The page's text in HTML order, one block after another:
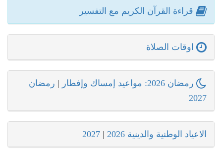
قراءة القرآن الكريم مع التفسير
اوقات الصلاة
رمضان 2026: مواعيد إمساك وإفطار | رمضان
2027
الاعياد الوطنية والدينية 2026 |
2027